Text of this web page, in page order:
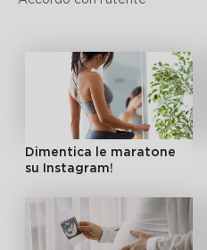
Dimentica le maratone
su Instagram!